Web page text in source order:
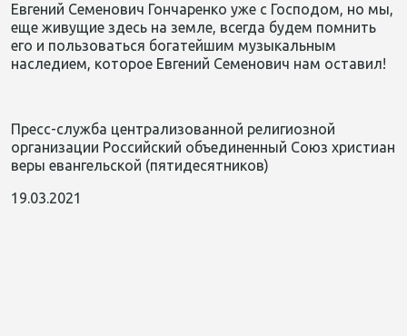
Евгений Семенович Гончаренко уже с Господом, но мы,
еще живущие здесь на земле, всегда будем помнить
его и пользоваться богатейшим музыкальным
наследием, которое Евгений Семенович нам оставил!
Пресс-служба централизованной религиозной
организации Российский объединенный Союз христиан
веры евангельской (пятидесятников)
19.03.2021